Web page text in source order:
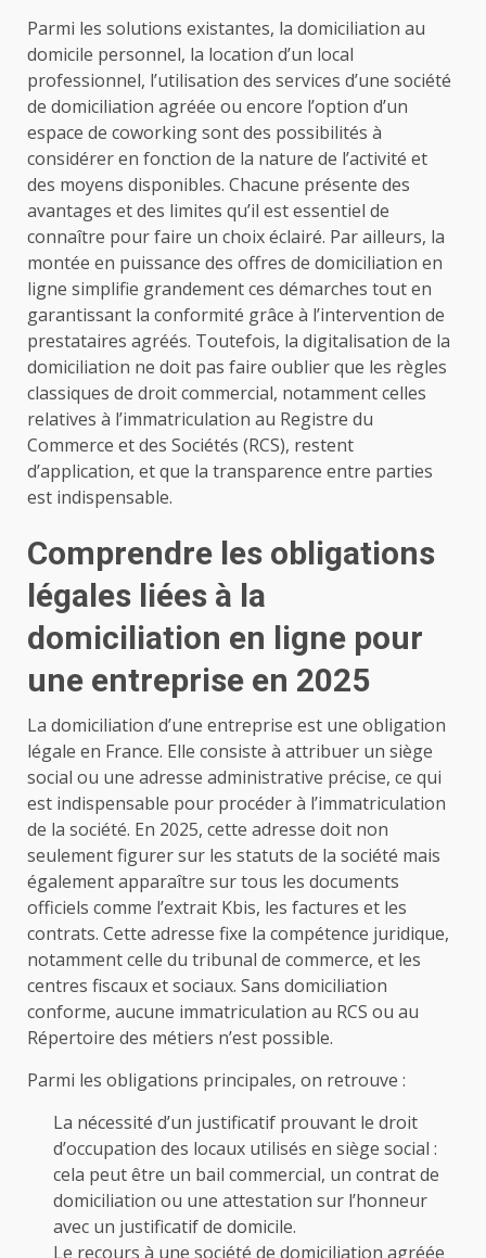
Parmi les solutions existantes, la domiciliation au
domicile personnel, la location d’un local
professionnel, l’utilisation des services d’une société
de domiciliation agréée ou encore l’option d’un
espace de coworking sont des possibilités à
considérer en fonction de la nature de l’activité et
des moyens disponibles. Chacune présente des
avantages et des limites qu’il est essentiel de
connaître pour faire un choix éclairé. Par ailleurs, la
montée en puissance des offres de domiciliation en
ligne simplifie grandement ces démarches tout en
garantissant la conformité grâce à l’intervention de
prestataires agréés. Toutefois, la digitalisation de la
domiciliation ne doit pas faire oublier que les règles
classiques de droit commercial, notamment celles
relatives à l’immatriculation au Registre du
Commerce et des Sociétés (RCS), restent
d’application, et que la transparence entre parties
est indispensable.
Comprendre les obligations
légales liées à la
domiciliation en ligne pour
une entreprise en 2025
La domiciliation d’une entreprise est une obligation
légale en France. Elle consiste à attribuer un siège
social ou une adresse administrative précise, ce qui
est indispensable pour procéder à l’immatriculation
de la société. En 2025, cette adresse doit non
seulement figurer sur les statuts de la société mais
également apparaître sur tous les documents
officiels comme l’extrait Kbis, les factures et les
contrats. Cette adresse fixe la compétence juridique,
notamment celle du tribunal de commerce, et les
centres fiscaux et sociaux. Sans domiciliation
conforme, aucune immatriculation au RCS ou au
Répertoire des métiers n’est possible.
Parmi les obligations principales, on retrouve :
La nécessité d’un justificatif prouvant le droit
d’occupation des locaux utilisés en siège social :
cela peut être un bail commercial, un contrat de
domiciliation ou une attestation sur l’honneur
avec un justificatif de domicile.
Le recours à une société de domiciliation agréée